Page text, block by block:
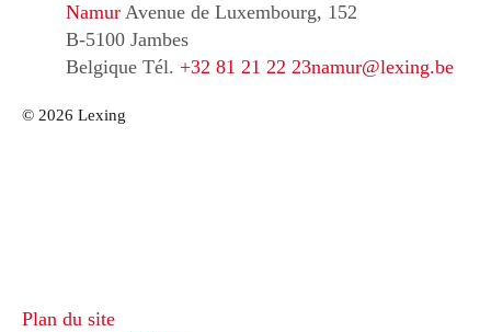
Namur Avenue de Luxembourg, 152
B-5100 Jambes
Belgique Tél. +32 81 21 22 23namur@lexing.be
© 2026 Lexing
Plan du site